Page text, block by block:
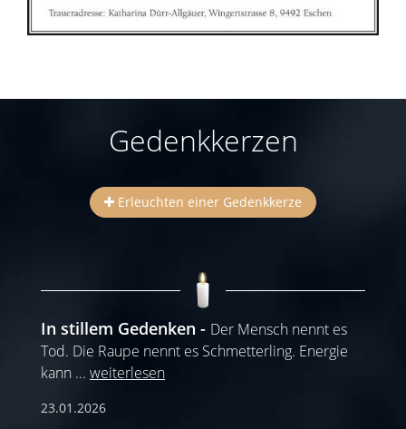
Gedenkkerzen
Erleuchten einer Gedenkkerze
In stillem Gedenken
Der Mensch nennt es
Tod. Die Raupe nennt es Schmetterling. Energie
kann ... weiterlesen
23.01.2026